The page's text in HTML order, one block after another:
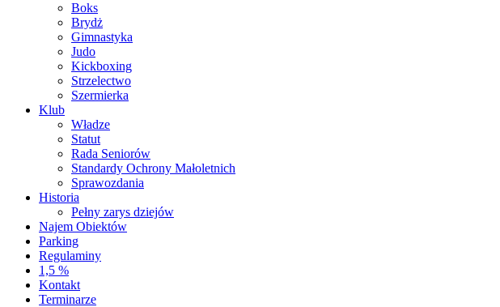
Boks
Brydż
Gimnastyka
Judo
Kickboxing
Strzelectwo
Szermierka
Klub
Władze
Statut
Rada Seniorów
Standardy Ochrony Małoletnich
Sprawozdania
Historia
Pełny zarys dziejów
Najem Obiektów
Parking
Regulaminy
1,5 %
Kontakt
Terminarze